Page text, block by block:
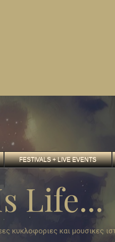
FESTIVALS + LIVE EVENTS
Life...
κυκλοφοριες και μουσικες